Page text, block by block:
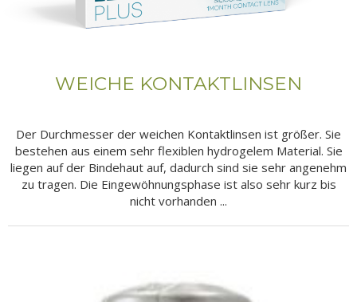
WEICHE KONTAKTLINSEN
Der Durchmesser der weichen Kontaktlinsen ist größer. Sie
bestehen aus einem sehr flexiblen hydrogelem Material. Sie
liegen auf der Bindehaut auf, dadurch sind sie sehr angenehm
zu tragen. Die Eingewöhnungsphase ist also sehr kurz bis
nicht vorhanden ...